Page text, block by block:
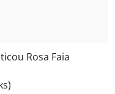
Rosa Faia